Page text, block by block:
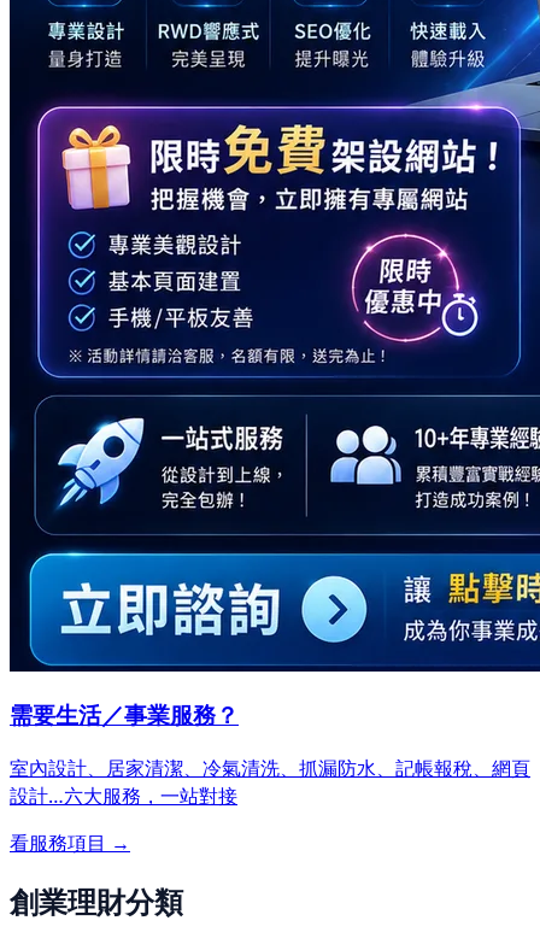
需要生活／事業服務？
室內設計、居家清潔、冷氣清洗、抓漏防水、記帳報稅、網頁
設計…六大服務，一站對接
看服務項目 →
創業理財分類